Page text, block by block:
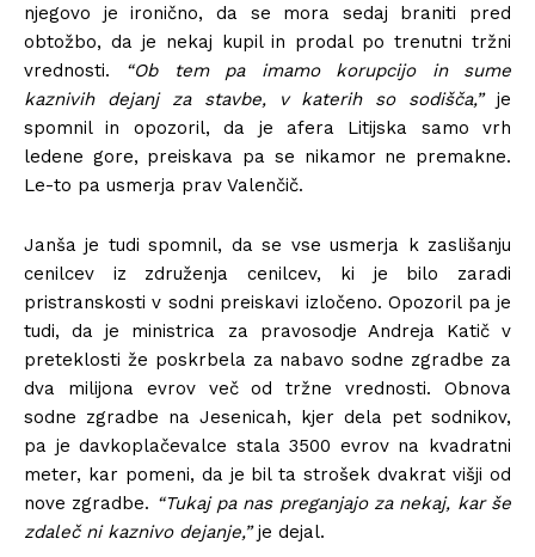
njegovo je ironično, da se mora sedaj braniti pred
obtožbo, da je nekaj kupil in prodal po trenutni tržni
vrednosti. “Ob tem pa imamo korupcijo in sume
kaznivih dejanj za stavbe, v katerih so sodišča,”je
spomnil in opozoril, da je afera Litijska samo vrh
ledene gore, preiskava pa se nikamor ne premakne.
Le-to pa usmerja prav Valenčič.
Janša je tudi spomnil, da se vse usmerja k zaslišanju
cenilcev iz združenja cenilcev, ki je bilo zaradi
pristranskosti v sodni preiskavi izločeno. Opozoril pa je
tudi, da je ministrica za pravosodje Andreja Katič v
preteklosti že poskrbela za nabavo sodne zgradbe za
dva milijona evrov več od tržne vrednosti. Obnova
sodne zgradbe na Jesenicah, kjer dela pet sodnikov,
pa je davkoplačevalce stala 3500 evrov na kvadratni
meter, kar pomeni, da je bil ta strošek dvakrat višji od
nove zgradbe. “Tukaj pa nas preganjajo za nekaj, kar še
zdaleč ni kaznivo dejanje,”je dejal.